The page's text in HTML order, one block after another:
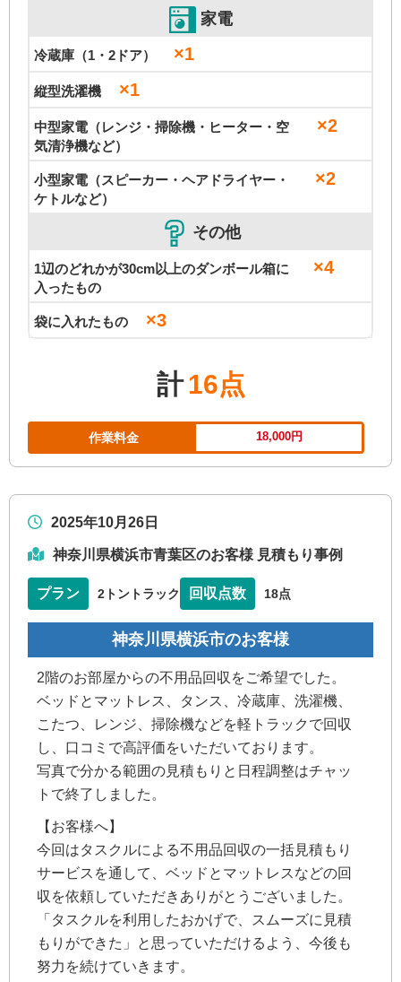
家電
冷蔵庫（1・2ドア） ×1
縦型洗濯機 ×1
中型家電（レンジ・掃除機・ヒーター・空
気清浄機など）
×2
小型家電（スピーカー・ヘアドライヤー・
ケトルなど）
×2
その他
1辺のどれかが30cm以上のダンボール箱に
入ったもの
×4
袋に入れたもの ×3
計16点
作業料金 18,000円
2025年10月26日
神奈川県横浜市青葉区のお客様 見積もり事例
プラン 2トントラック 回収点数 18点
神奈川県横浜市のお客様
2階のお部屋からの不用品回収をご希望でした。
ベッドとマットレス、タンス、冷蔵庫、洗濯機、
こたつ、レンジ、掃除機などを軽トラックで回収
し、口コミで高評価をいただいております。
写真で分かる範囲の見積もりと日程調整はチャッ
トで終了しました。
【お客様へ】
今回はタスクルによる不用品回収の一括見積もり
サービスを通して、ベッドとマットレスなどの回
収を依頼していただきありがとうございました。
「タスクルを利用したおかげで、スムーズに見積
もりができた」と思っていただけるよう、今後も
努力を続けていきます。